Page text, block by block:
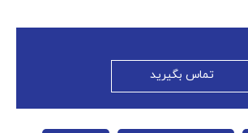
تماس بگیرید